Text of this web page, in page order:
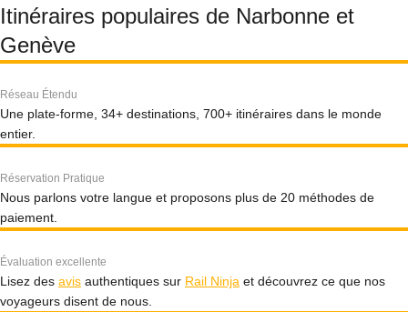
Itinéraires populaires de Narbonne et
Genève
Réseau Étendu
Une plate-forme, 34+ destinations, 700+ itinéraires dans le monde
entier.
Réservation Pratique
Nous parlons votre langue et proposons plus de 20 méthodes de
paiement.
Évaluation excellente
Lisez des avis authentiques sur Rail Ninja et découvrez ce que nos
voyageurs disent de nous.